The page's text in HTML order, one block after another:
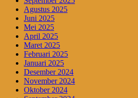
Agustus 2025
Juni 2025
Mei 2025
April 2025
Maret 2025
Februari 2025
Januari 2025
Desember 2024
November 2024
Oktober 2024